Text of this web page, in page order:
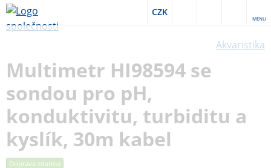
CZK
MENU
Akvaristika
Multimetr HI98594 se
sondou pro pH,
konduktivitu, turbiditu a
kyslík, 30m kabel
Doprava zdarma